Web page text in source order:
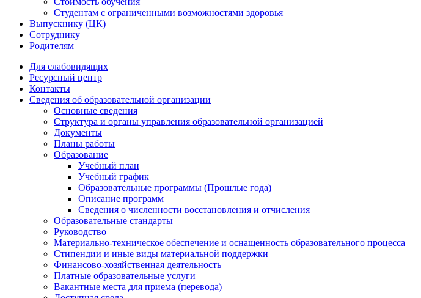
Студентам с ограниченными возможностями здоровья
Выпускнику (ЦК)
Сотруднику
Родителям
Для слабовидящих
Ресурсный центр
Контакты
Сведения об образовательной организации
Основные сведения
Структура и органы управления образовательной организацией
Документы
Планы работы
Образование
Учебный план
Учебный график
Образовательные программы (Прошлые года)
Описание программ
Сведения о численности восстановления и отчисления
Образовательные стандарты
Руководство
Материально-техническое обеспечение и оснащенность образовательного процесса
Стипендии и иные виды материальной поддержки
Финансово-хозяйственная деятельность
Платные образовательные услуги
Вакантные места для приема (перевода)